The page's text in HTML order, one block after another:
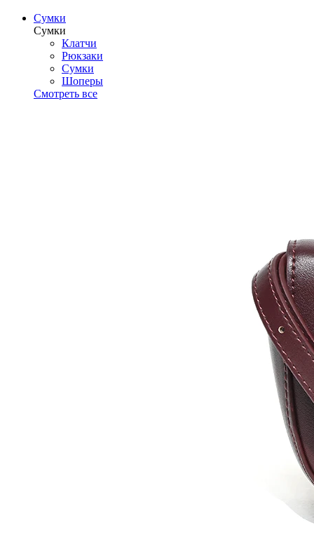
Сумки
Сумки
Клатчи
Рюкзаки
Сумки
Шоперы
Смотреть все